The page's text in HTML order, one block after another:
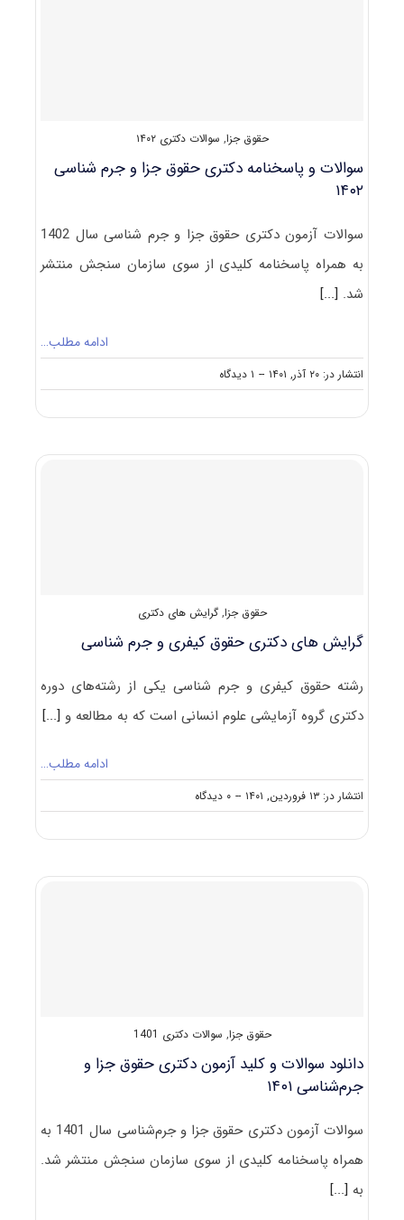
حقوق جزا, سوالات دکتری ۱۴۰۲
سوالات و پاسخنامه دکتری حقوق جزا و جرم شناسی
۱۴۰۲
سوالات آزمون دکتری حقوق جزا و جرم شناسی سال 1402
به همراه پاسخنامه کلیدی از سوی سازمان سنجش منتشر
شد. [...]
ادامه مطلب…
انتشار در: ۲۰ آذر, ۱۴۰۱ -- ۱ دیدگاه
on
سوالات
حقوق
حقوق جزا,گرایش های دکتری
گرایش های دکتری ﺣﻘﻮق کیفری و جرم شناسی
رشته حقوق کیفری و جرم شناسی یکی از رشته‌های دوره
دکتری گروه آزمایشی علوم انسانی است که به مطالعه و [...]
ادامه مطلب…
انتشار در: ۱۳ فروردین, ۱۴۰۱ -- ۰ دیدگاه
on
گرایش
کیفری
حقوق جزا, سوالات دکتری 1401
دانلود سوالات و کلید آزمون دکتری حقوق جزا و
جرم‌شناسی ۱۴۰۱
سوالات آزمون دکتری حقوق جزا و جرم‌شناسی سال 1401 به
همراه پاسخنامه کلیدی از سوی سازمان سنجش منتشر شد.
به [...]